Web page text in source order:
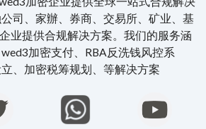
司、家辦、券商、交易所、矿业、基
业提供合规解决方案。我们的服务涵
加密支付、RBA反洗钱风控系
、加密税筹规划、等解决方案